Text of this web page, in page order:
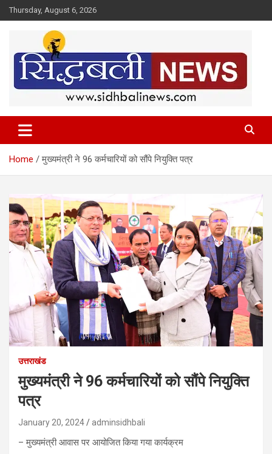
Skip
to
Thursday, August 6, 2026
Sidhbali News
Home मुख्यमंत्री ने 96 कर्मचारियों को सौंपे नियुक्ति पत्र
उत्तराखंड
मुख्यमंत्री ने 96 कर्मचारियों को सौंपे नियुक्ति
पत्र
January 20, 2024 adminsidhbali
– मुख्यमंत्री आवास पर आयोजित किया गया कार्यक्रम